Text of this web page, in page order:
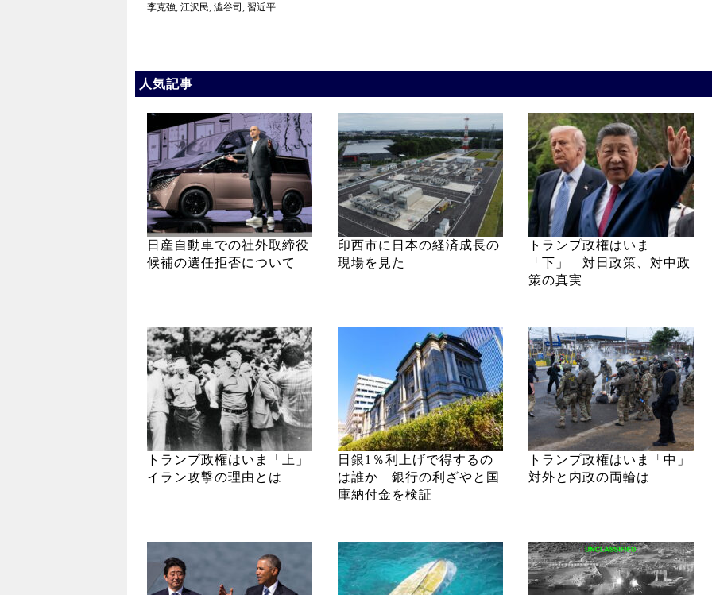
李克強, 江沢民, 澁谷司 , 習近平
人気記事
日産自動車での社外取締役
候補の選任拒否について
印西市に日本の経済成長の
現場を見た
トランプ政権はいま
「下」 対日政策、対中政
策の真実
トランプ政権はいま「上」
イラン攻撃の理由とは
日銀1％利上げで得するの
は誰か 銀行の利ざやと国
庫納付金を検証
トランプ政権はいま「中」
対外と内政の両輪は